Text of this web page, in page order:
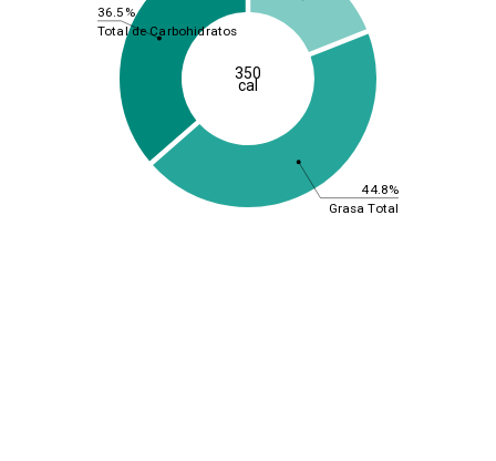
44.8%
36.5%
Grasa Total
Total de Carbohidratos
350
cal